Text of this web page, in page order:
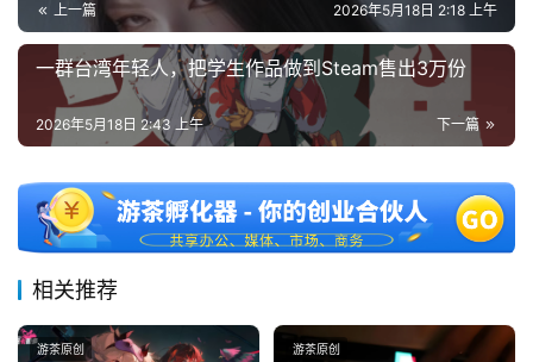
上一篇 2026年5月18日 2:18 上午
一群台湾年轻人，把学生作品做到Steam售出3万份
下一篇
2026年5月18日 2:43 上午
相关推荐
游茶原创 游茶原创